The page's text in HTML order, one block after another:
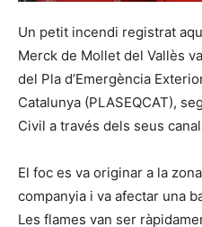
Un petit incendi registrat
Merck de Mollet del Vallès
del Pla d’Emergència
Catalunya (PLASEQCAT),
Civil a través dels seus
El foc es va originar a la
companyia i va afectar una
Les flames van ser